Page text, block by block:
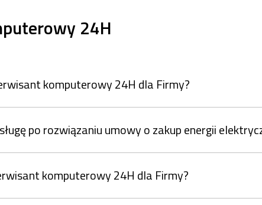
24H
komputerowy 24H dla Firmy?
po rozwiązaniu umowy o zakup energii
komputerowy 24H dla Firmy?